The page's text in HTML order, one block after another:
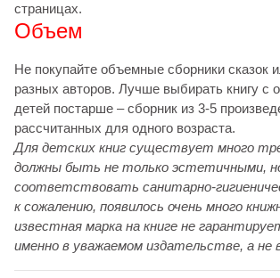
страницах.
Объем
Не покупайте объемные сборники сказок
разных авторов. Лучше выбирать книгу с
детей постарше – сборник из 3-5
рассчитанных для одного возраста.
Для детских книг существует много
должны быть не только эстетичными,
соответствовать санитарно-
к сожалению, появилось очень много
известная марка на книге не
именно в уважаемом издательстве, а не